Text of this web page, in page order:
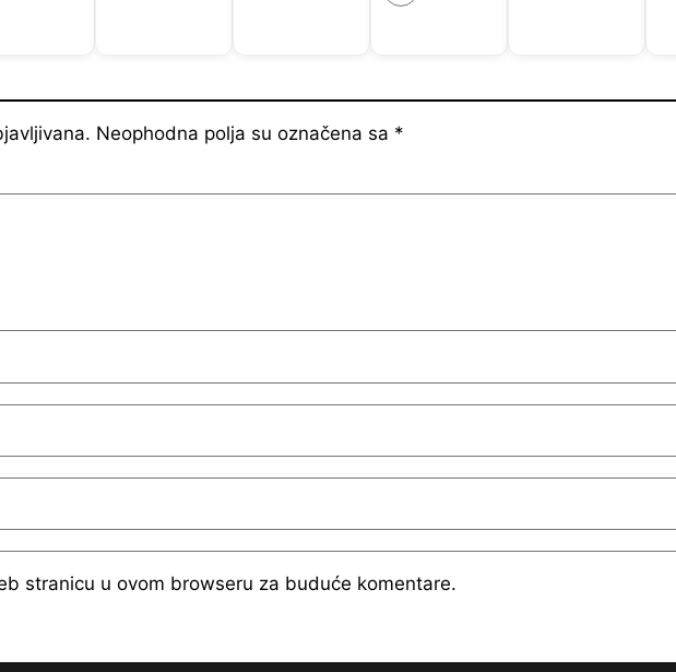
Neophodna polja su označena sa *
stranicu u ovom browseru za buduće komentare.